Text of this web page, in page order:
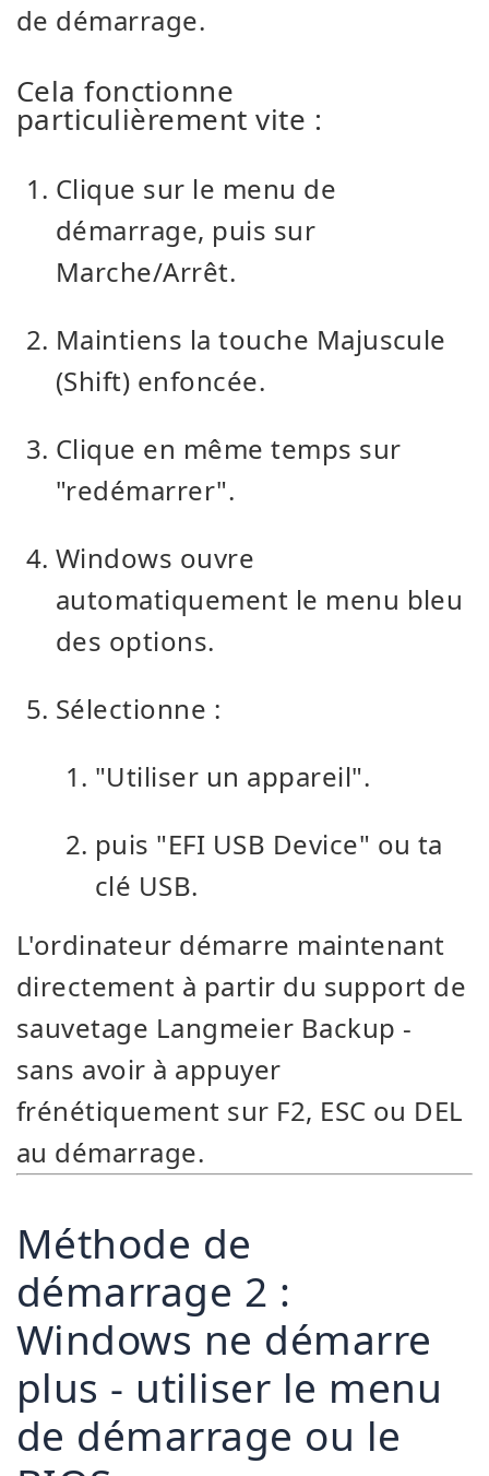
de démarrage.
Cela fonctionne
particulièrement vite :
Clique sur le menu de
démarrage, puis sur
Marche/Arrêt.
Maintiens la touche Majuscule
(Shift) enfoncée.
Clique en même temps sur
"redémarrer".
Windows ouvre
automatiquement le menu bleu
des options.
Sélectionne :
"Utiliser un appareil".
puis "EFI USB Device" ou ta
clé USB.
L'ordinateur démarre maintenant
directement à partir du support de
sauvetage Langmeier Backup -
sans avoir à appuyer
frénétiquement sur F2, ESC ou DEL
au démarrage.
Méthode de
démarrage 2 :
Windows ne démarre
plus - utiliser le menu
de démarrage ou le